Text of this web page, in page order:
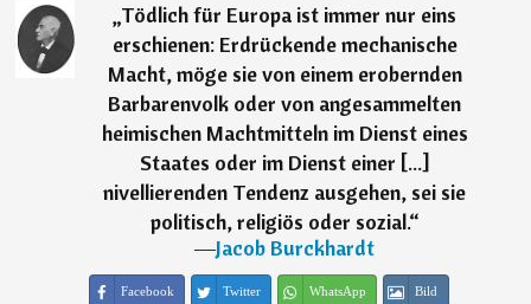
„Tödlich für Europa ist immer nur eins
erschienen: Erdrückende mechanische
Macht, möge sie von einem erobernden
Barbarenvolk oder von angesammelten
heimischen Machtmitteln im Dienst eines
Staates oder im Dienst einer [...]
nivellierenden Tendenz ausgehen, sei sie
politisch, religiös oder sozial.“
―Jacob Burckhardt
Facebook Twitter WhatsApp Bild